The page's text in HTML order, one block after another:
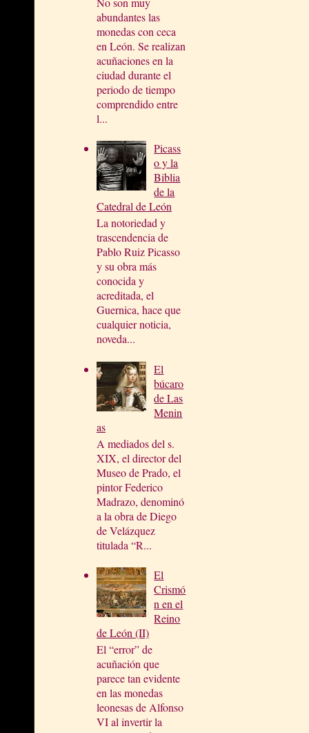
abundantes las
monedas con ceca
en León. Se realizan
acuñaciones en la
ciudad durante el
periodo de tiempo
comprendido entre
l...
Picass
o y la
Biblia
de la
Catedral de León
La notoriedad y
trascendencia de
Pablo Ruiz Picasso
y su obra más
conocida y
acreditada, el
Guernica, hace que
cualquier noticia,
noveda...
El
búcaro
de Las
Menin
as
A mediados del s.
XIX, el director del
Museo de Prado, el
pintor Federico
Madrazo, denominó
a la obra de Diego
de Velázquez
titulada “R...
El
Crismó
n en el
Reino
de León (II)
El “error” de
acuñación que
parece tan evidente
en las monedas
leonesas de Alfonso
VI al invertir la